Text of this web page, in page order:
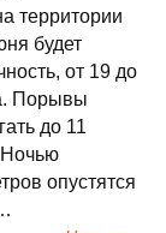
территории
будет
от 19 до
Порывы
до 11
Ночью
опустятся